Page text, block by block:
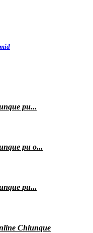
pu...
pu o...
pu...
Chiunque